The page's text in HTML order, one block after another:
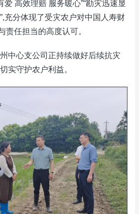
爱 高效理赔 服务暖心”“勘灾迅速显
充分体现了受灾农户对中国人寿财
责任担当的高度认可。
中心支公司正持续做好后续抗灾
实守护农户利益。